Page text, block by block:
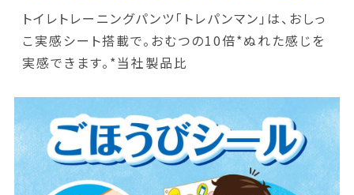
トイレトレーニングパンツ「トレパンマン」は、おしっ
こ実感シート搭載で。おむつの10倍*ぬれた感じを
実感できます。*当社製品比